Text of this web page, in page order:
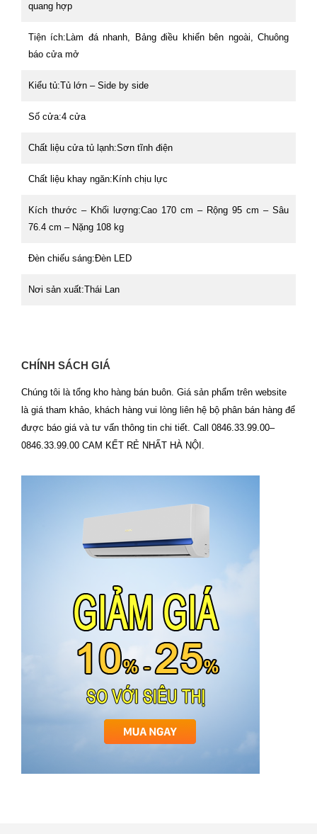
quang hợp
Tiện ích:Làm đá nhanh, Bảng điều khiển bên ngoài, Chuông
báo cửa mở
Kiểu tủ:Tủ lớn – Side by side
Số cửa:4 cửa
Chất liệu cửa tủ lạnh:Sơn tĩnh điện
Chất liệu khay ngăn:Kính chịu lực
Kích thước – Khối lượng:Cao 170 cm – Rộng 95 cm – Sâu
76.4 cm – Nặng 108 kg
Đèn chiếu sáng:Đèn LED
Nơi sản xuất:Thái Lan
CHÍNH SÁCH GIÁ
Chúng tôi là tổng kho hàng bán buôn. Giá sản phẩm trên website
là giá tham khảo, khách hàng vui lòng liên hệ bộ phân bán hàng để
được báo giá và tư vấn thông tin chi tiết. Call 0846.33.99.00–
0846.33.99.00 CAM KẾT RẺ NHẤT HÀ NỘI.